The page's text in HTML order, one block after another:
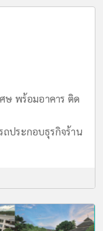
ษ พร้อมอาคาร ติด
ถประกอบธุรกิจร้าน